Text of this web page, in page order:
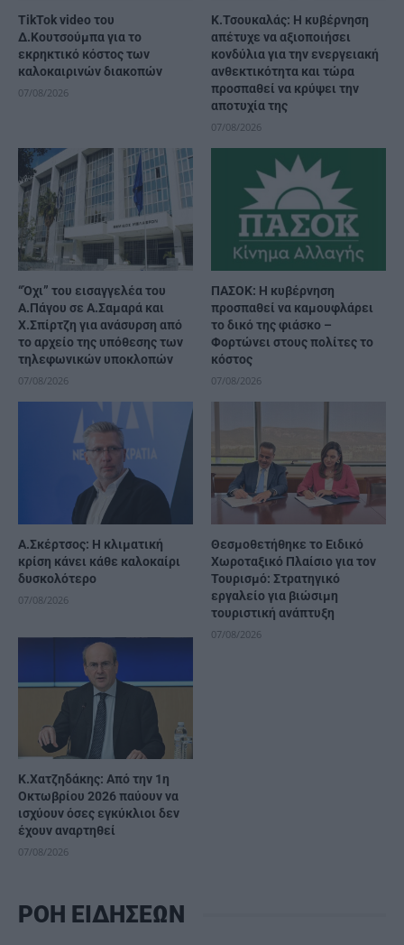
TikTok video του
Δ.Κουτσούμπα για το
εκρηκτικό κόστος των
καλοκαιρινών διακοπών
07/08/2026
Κ.Τσουκαλάς: Η κυβέρνηση
απέτυχε να αξιοποιήσει
κονδύλια για την ενεργειακή
ανθεκτικότητα και τώρα
προσπαθεί να κρύψει την
αποτυχία της
07/08/2026
“Όχι” του εισαγγελέα του
Α.Πάγου σε Α.Σαμαρά και
Χ.Σπίρτζη για ανάσυρση από
το αρχείο της υπόθεσης των
τηλεφωνικών υποκλοπών
07/08/2026
ΠΑΣΟΚ: Η κυβέρνηση
προσπαθεί να καμουφλάρει
το δικό της φιάσκο –
Φορτώνει στους πολίτες το
κόστος
07/08/2026
A.Σκέρτσος: Η κλιματική
κρίση κάνει κάθε καλοκαίρι
δυσκολότερο
07/08/2026
Θεσμοθετήθηκε το Ειδικό
Χωροταξικό Πλαίσιο για τον
Τουρισμό: Στρατηγικό
εργαλείο για βιώσιμη
τουριστική ανάπτυξη
07/08/2026
Κ.Χατζηδάκης: Από την 1η
Οκτωβρίου 2026 παύουν να
ισχύουν όσες εγκύκλιοι δεν
έχουν αναρτηθεί
07/08/2026
ΡΟΗ ΕΙΔΗΣΕΩΝ